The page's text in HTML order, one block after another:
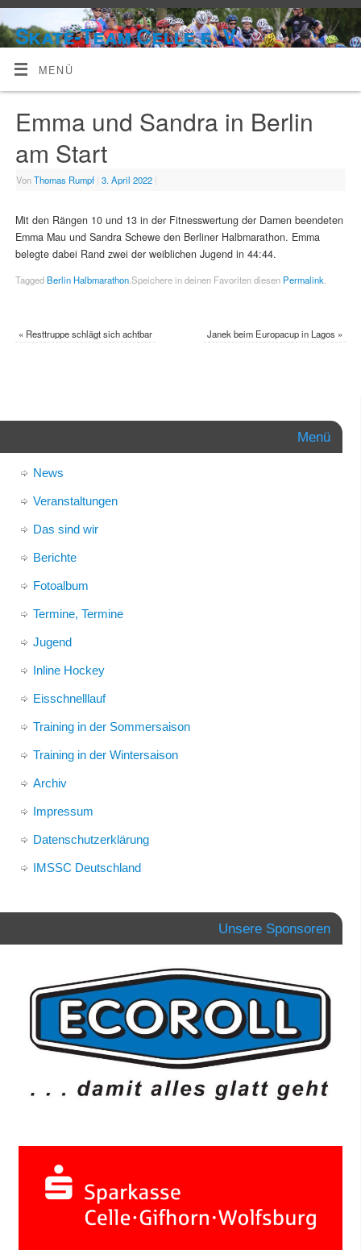
Skate-Team Celle e. V.
MENÜ
Emma und Sandra in Berlin
am Start
VonThomas Rumpf | 3. April 2022 |
Mit den Rängen 10 und 13 in der Fitnesswertung der Damen beendeten
Emma Mau und Sandra Schewe den Berliner Halbmarathon. Emma
belegte dabei Rand zwei der weiblichen Jugend in 44:44.
TaggedBerlin Halbmarathon.Speichere in deinen Favoriten diesen Permalink.
«Resttruppe schlägt sich achtbar Janek beim Europacup in Lagos »
Menü
News
Veranstaltungen
Das sind wir
Berichte
Fotoalbum
Termine, Termine
Jugend
Inline Hockey
Eisschnelllauf
Training in der Sommersaison
Training in der Wintersaison
Archiv
Impressum
Datenschutzerklärung
IMSSC Deutschland
Unsere Sponsoren